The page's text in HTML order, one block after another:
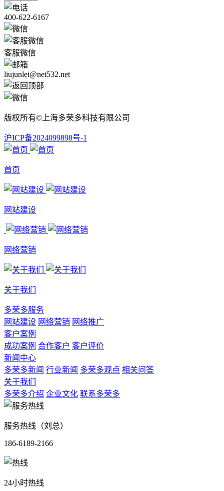
400-622-6167
客服微信
liujunlei@net532.net
版权所有©上海多荣多科技有限公司
沪ICP备2024099898号-1
首页
网站建设
网络营销
关于我们
多荣多服务
网站建设 网络营销 网络推广
客户案例
成功案例 合作客户 客户评价
新闻中心
多荣多新闻 行业新闻 多荣多观点 相关问答
关于我们
多荣多介绍 企业文化 联系多荣多
服务热线（刘总）
186-6189-2166
24小时热线